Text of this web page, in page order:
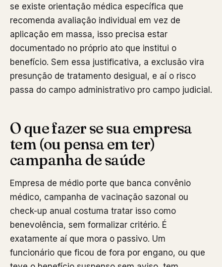
se existe orientação médica específica que
recomenda avaliação individual em vez de
aplicação em massa, isso precisa estar
documentado no próprio ato que institui o
benefício. Sem essa justificativa, a exclusão vira
presunção de tratamento desigual, e aí o risco
passa do campo administrativo pro campo judicial.
O que fazer se sua empresa
tem (ou pensa em ter)
campanha de saúde
Empresa de médio porte que banca convênio
médico, campanha de vacinação sazonal ou
check-up anual costuma tratar isso como
benevolência, sem formalizar critério. É
exatamente aí que mora o passivo. Um
funcionário que ficou de fora por engano, ou que